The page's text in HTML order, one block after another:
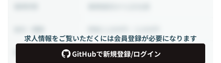
求人情報をご覧いただくには会員登録が必要になります
GitHubで新規登録/ログイン
80時間 ~ 160時間（週20 ~ 40時間）